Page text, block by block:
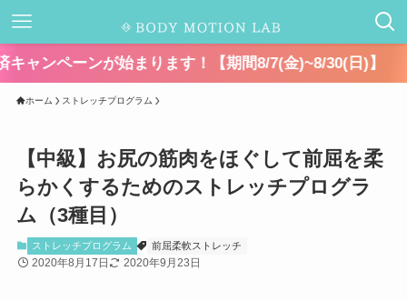
が始まります！【期間8/7(金)~8/30(日)】
ホーム ストレッチプログラム
【中級】お尻の筋肉をほぐして前屈を柔
らかくするためのストレッチプログラ
ム（3種目）
ストレッチプログラム 前屈柔軟ストレッチ
2020年8月17日 2020年9月23日